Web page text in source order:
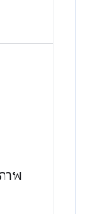
าพ